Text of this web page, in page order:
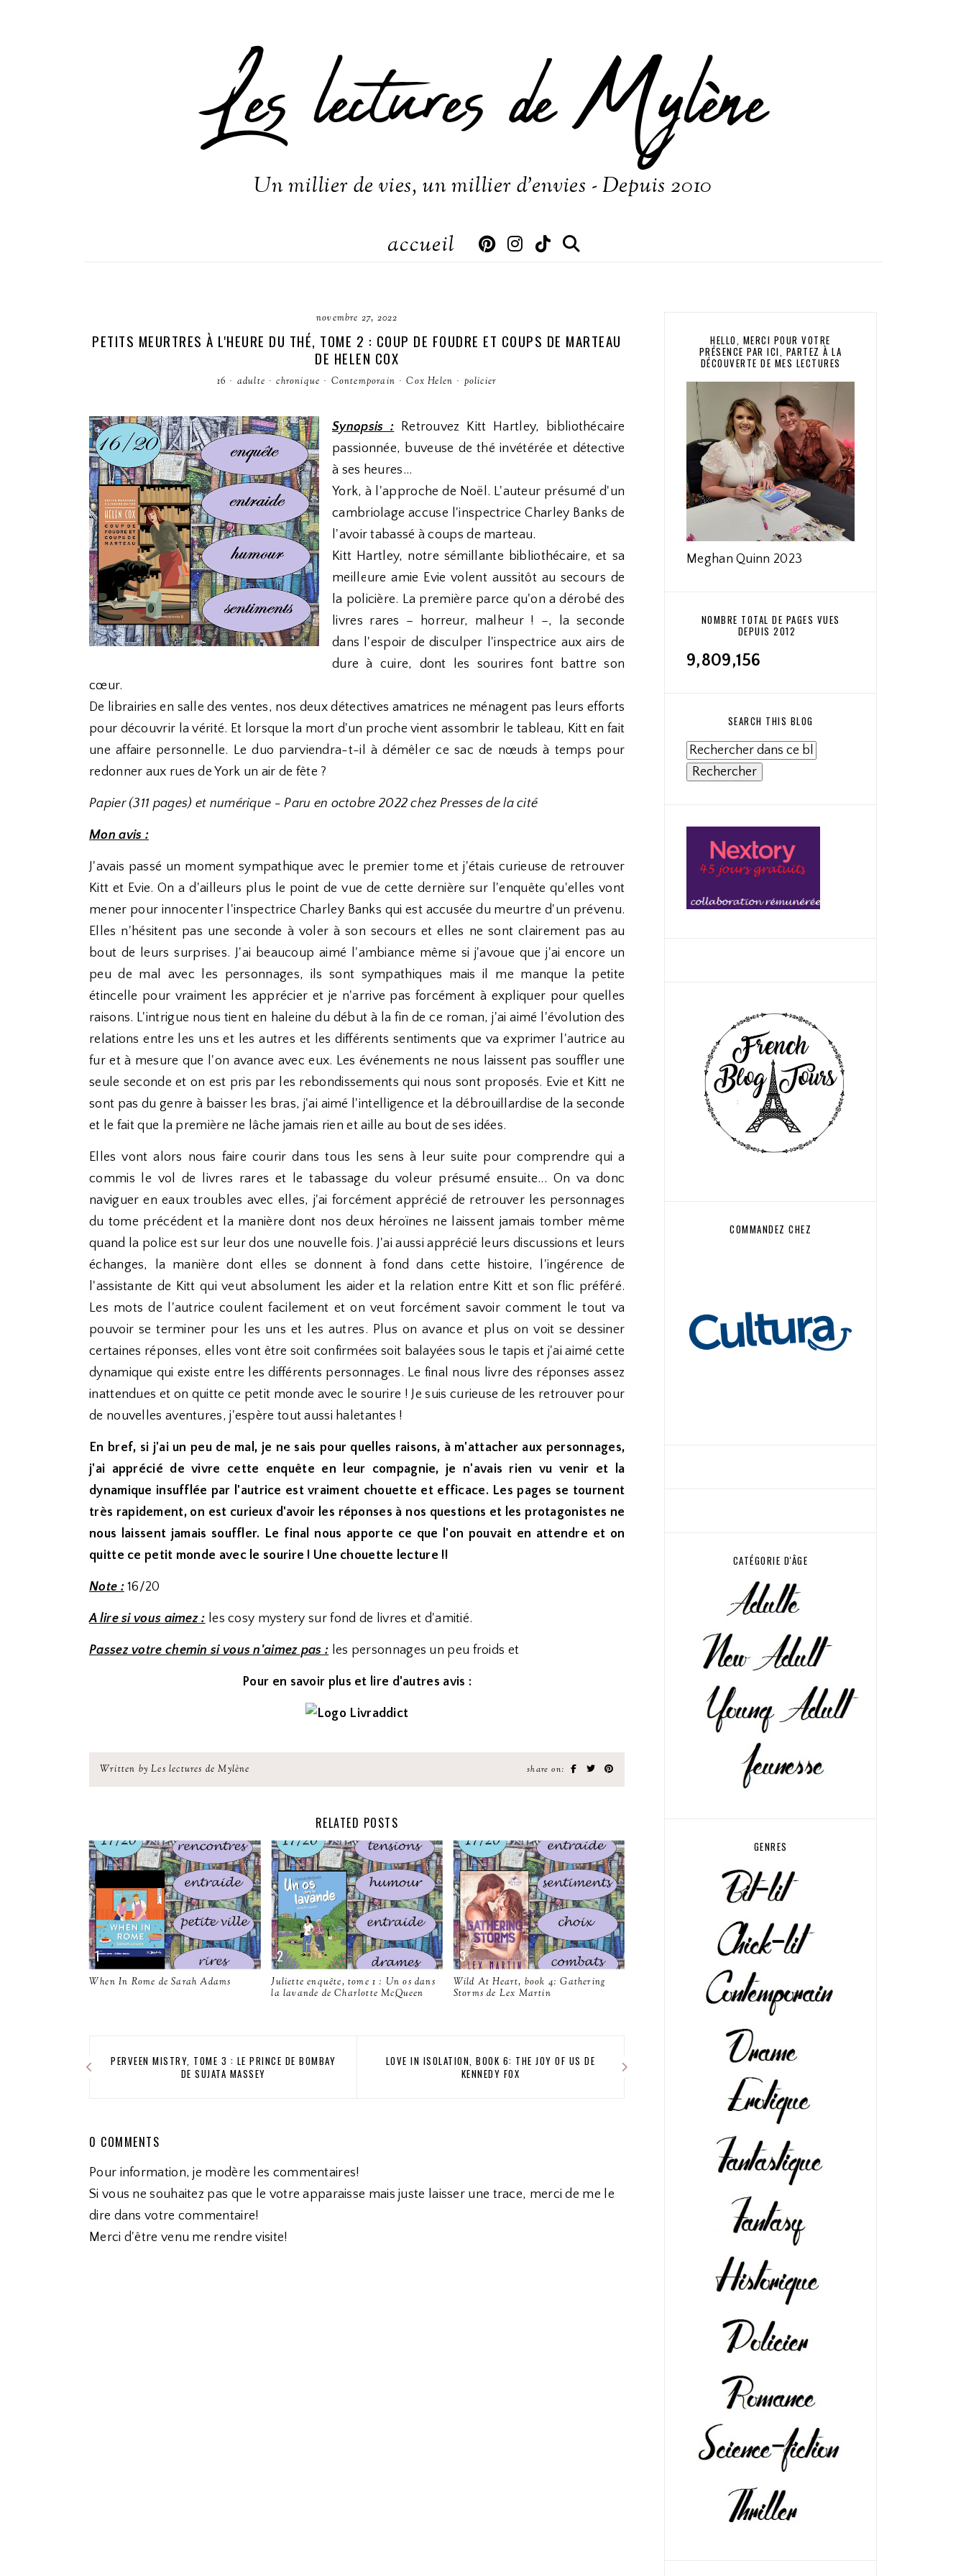
Les lectures de Mylène
Un millier de vies, un millier d'envies - Depuis 2010
accueil
novembre 27, 2022
PETITS MEURTRES À L'HEURE DU THÉ, TOME 2 : COUP DE FOUDRE ET COUPS DE MARTEAU
DE HELEN COX
16 · adulte · chronique · Contemporain · Cox Helen · policier
Synopsis : Retrouvez Kitt Hartley, bibliothécaire
passionnée, buveuse de thé invétérée et détective
à ses heures...
York, à l'approche de Noël. L'auteur présumé d'un
cambriolage accuse l'inspectrice Charley Banks de
l'avoir tabassé à coups de marteau.
Kitt Hartley, notre sémillante bibliothécaire, et sa
meilleure amie Evie volent aussitôt au secours de
la policière. La première parce qu'on a dérobé des
livres rares – horreur, malheur ! –, la seconde
dans l'espoir de disculper l'inspectrice aux airs de
dure à cuire, dont les sourires font battre son
cœur.
De librairies en salle des ventes, nos deux détectives amatrices ne ménagent pas leurs efforts
pour découvrir la vérité. Et lorsque la mort d'un proche vient assombrir le tableau, Kitt en fait
une affaire personnelle. Le duo parviendra-t-il à démêler ce sac de nœuds à temps pour
redonner aux rues de York un air de fête ?
Papier (311 pages) et numérique - Paru en octobre 2022 chez Presses de la cité
Mon avis :
J'avais passé un moment sympathique avec le premier tome et j'étais curieuse de retrouver
Kitt et Evie. On a d'ailleurs plus le point de vue de cette dernière sur l'enquête qu'elles vont
mener pour innocenter l'inspectrice Charley Banks qui est accusée du meurtre d'un prévenu.
Elles n'hésitent pas une seconde à voler à son secours et elles ne sont clairement pas au
bout de leurs surprises. J'ai beaucoup aimé l'ambiance même si j'avoue que j'ai encore un
peu de mal avec les personnages, ils sont sympathiques mais il me manque la petite
étincelle pour vraiment les apprécier et je n'arrive pas forcément à expliquer pour quelles
raisons. L'intrigue nous tient en haleine du début à la fin de ce roman, j'ai aimé l'évolution des
relations entre les uns et les autres et les différents sentiments que va exprimer l'autrice au
fur et à mesure que l'on avance avec eux. Les événements ne nous laissent pas souffler une
seule seconde et on est pris par les rebondissements qui nous sont proposés. Evie et Kitt ne
sont pas du genre à baisser les bras, j'ai aimé l'intelligence et la débrouillardise de la seconde
et le fait que la première ne lâche jamais rien et aille au bout de ses idées.
Elles vont alors nous faire courir dans tous les sens à leur suite pour comprendre qui a
commis le vol de livres rares et le tabassage du voleur présumé ensuite... On va donc
naviguer en eaux troubles avec elles, j'ai forcément apprécié de retrouver les personnages
du tome précédent et la manière dont nos deux héroïnes ne laissent jamais tomber même
quand la police est sur leur dos une nouvelle fois. J'ai aussi apprécié leurs discussions et leurs
échanges, la manière dont elles se donnent à fond dans cette histoire, l'ingérence de
l'assistante de Kitt qui veut absolument les aider et la relation entre Kitt et son flic préféré.
Les mots de l'autrice coulent facilement et on veut forcément savoir comment le tout va
pouvoir se terminer pour les uns et les autres. Plus on avance et plus on voit se dessiner
certaines réponses, elles vont être soit confirmées soit balayées sous le tapis et j'ai aimé cette
dynamique qui existe entre les différents personnages. Le final nous livre des réponses assez
inattendues et on quitte ce petit monde avec le sourire ! Je suis curieuse de les retrouver pour
de nouvelles aventures, j'espère tout aussi haletantes !
En bref, si j'ai un peu de mal, je ne sais pour quelles raisons, à m'attacher aux personnages,
j'ai apprécié de vivre cette enquête en leur compagnie, je n'avais rien vu venir et la
dynamique insufflée par l'autrice est vraiment chouette et efficace. Les pages se tournent
très rapidement, on est curieux d'avoir les réponses à nos questions et les protagonistes ne
nous laissent jamais souffler. Le final nous apporte ce que l'on pouvait en attendre et on
quitte ce petit monde avec le sourire ! Une chouette lecture !!
Note :16/20
A lire si vous aimez : les cosy mystery sur fond de livres et d'amitié.
Passez votre chemin si vous n'aimez pas : les personnages un peu froids et
Pour en savoir plus et lire d'autres avis :
Written by Les lectures de Mylène share on:
RELATED POSTS
When In Rome de Sarah Adams
Juliette enquête, tome 1 : Un os dans
la lavande de Charlotte McQueen
Wild At Heart, book 4: Gathering
Storms de Lex Martin
PERVEEN MISTRY, TOME 3 : LE PRINCE DE BOMBAY
DE SUJATA MASSEY
LOVE IN ISOLATION, BOOK 6: THE JOY OF US DE
KENNEDY FOX
0 COMMENTS
Pour information, je modère les commentaires!
Si vous ne souhaitez pas que le votre apparaisse mais juste laisser une trace, merci de me le
dire dans votre commentaire!
Merci d'être venu me rendre visite!
HELLO, MERCI POUR VOTRE
PRÉSENCE PAR ICI, PARTEZ À LA
DÉCOUVERTE DE MES LECTURES
Meghan Quinn 2023
NOMBRE TOTAL DE PAGES VUES
DEPUIS 2012
9,809,156
SEARCH THIS BLOG
COMMANDEZ CHEZ
CATÉGORIE D'ÂGE
GENRES